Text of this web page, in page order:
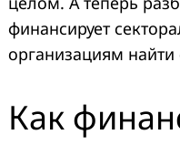
финансирует
организациям найти
Как